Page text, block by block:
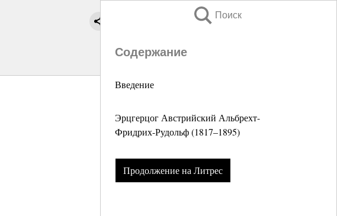
Поиск
Содержание
Введение
Эрцгерцог Австрийский Альбрехт-
Фридрих-Рудольф (1817–1895)
Продолжение на Литрес